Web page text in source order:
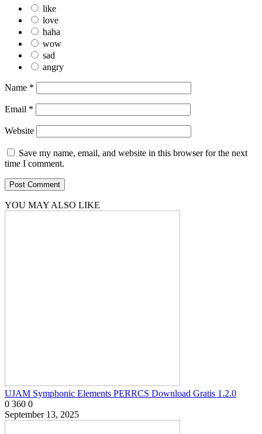
like
love
haha
wow
sad
angry
Name *
Email *
Website
Save my name, email, and website in this browser for the next
time I comment.
YOU MAY ALSO LIKE
UJAM Symphonic Elements PERRCS Download Gratis 1.2.0
0 360 0
September 13, 2025